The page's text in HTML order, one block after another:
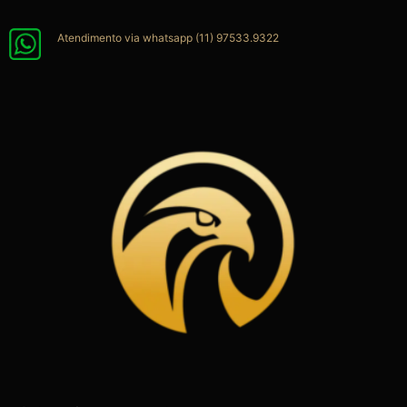
para
Atendimento via whatsapp (11) 97533.9322